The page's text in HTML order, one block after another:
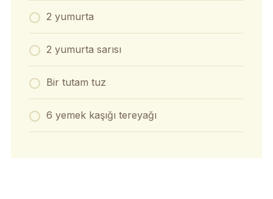
2 yumurta
2 yumurta sarısı
Bir tutam tuz
6 yemek kaşığı tereyağı